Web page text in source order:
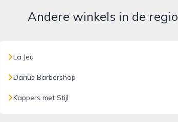
Andere winkels in de regio
La Jeu
Darius Barbershop
Kappers met Stijl